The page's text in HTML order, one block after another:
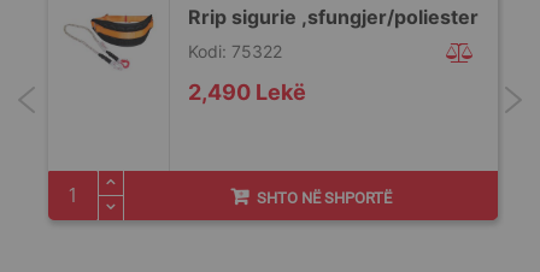
Rrip sigurie ,sfungjer/poliester
2,490 Lekë
Kodi: 75322
SHTO NË SHPORTË